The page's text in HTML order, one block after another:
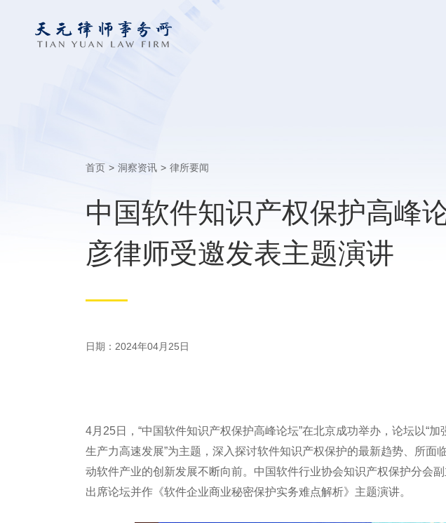
首页 > 洞察资讯 > 律所要闻
中国软件知识产权保护高峰
彦律师受邀发表主题演讲
日期：2024年04月25日
4月25日，“中国软件知识产权保护高峰论坛”在北京成功举办，论坛以“
生产力高速发展”为主题，深入探讨软件知识产权保护的最新趋势、所面
动软件产业的创新发展不断向前。中国软件行业协会知识产权保护分会
出席论坛并作《软件企业商业秘密保护实务难点解析》主题演讲。